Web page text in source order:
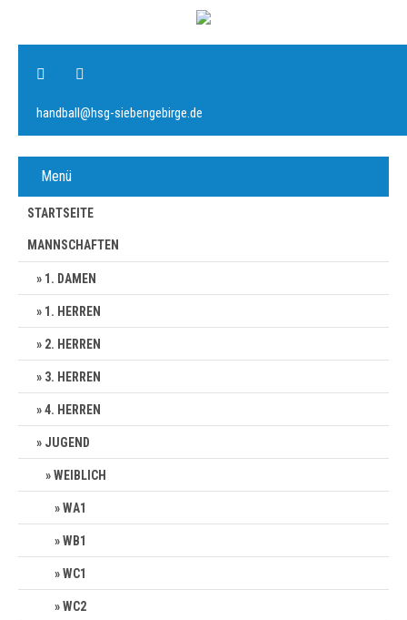
handball@hsg-siebengebirge.de
Menü
STARTSEITE
MANNSCHAFTEN
1. DAMEN
1. HERREN
2. HERREN
3. HERREN
4. HERREN
JUGEND
WEIBLICH
WA1
WB1
WC1
WC2